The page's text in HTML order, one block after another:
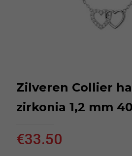
Zilveren Collier
zirkonia 1,2 mm
€33.50